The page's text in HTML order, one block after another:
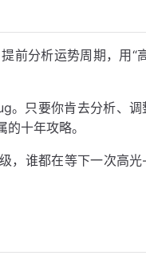
前分析运势周期，用
。只要你肯去分析、
十年攻略。
，谁都在等下一次高